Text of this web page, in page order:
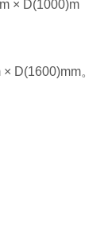
× D(1000)m
D(1600)mm。